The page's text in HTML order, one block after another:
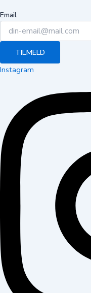
Email
TILMELD
Instagram